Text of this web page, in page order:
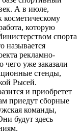
А в июле,
косметическому
которую
спорта
называется
рекламно-
уже заказали
стенды,
Рысей.
и приобретет
приедут сборные
команды,
будут здесь